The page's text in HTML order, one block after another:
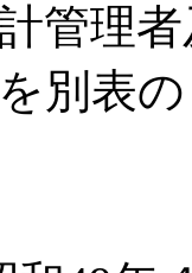
管理
別表